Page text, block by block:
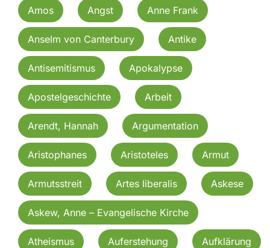
Amos Angst Anne Frank
Anselm von Canterbury Antike
Antisemitismus Apokalypse
Apostelgeschichte Arbeit
Arendt, Hannah Argumentation
Aristophanes Aristoteles Armut
Armutsstreit Artes liberalis Askese
Askew, Anne – Evangelische Kirche
Atheismus Auferstehung Aufklärung